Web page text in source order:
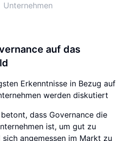
Unternehmen
auf das
Erkenntnisse in Bezug auf
werden diskutiert
dass Governance die
ist, um gut zu
angemessen im Markt zu